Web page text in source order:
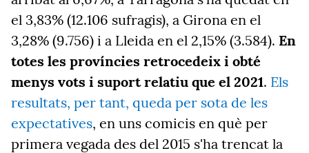
el 3,83% (12.106 sufragis), a Girona en el
3,28% (9.756) i a Lleida en el 2,15% (3.584). En
totes les províncies retrocedeix i obté
menys vots i suport relatiu que el 2021. Els
resultats, per tant, queda per sota de les
expectatives, en uns comicis en què per
primera vegada des del 2015 s'ha trencat la